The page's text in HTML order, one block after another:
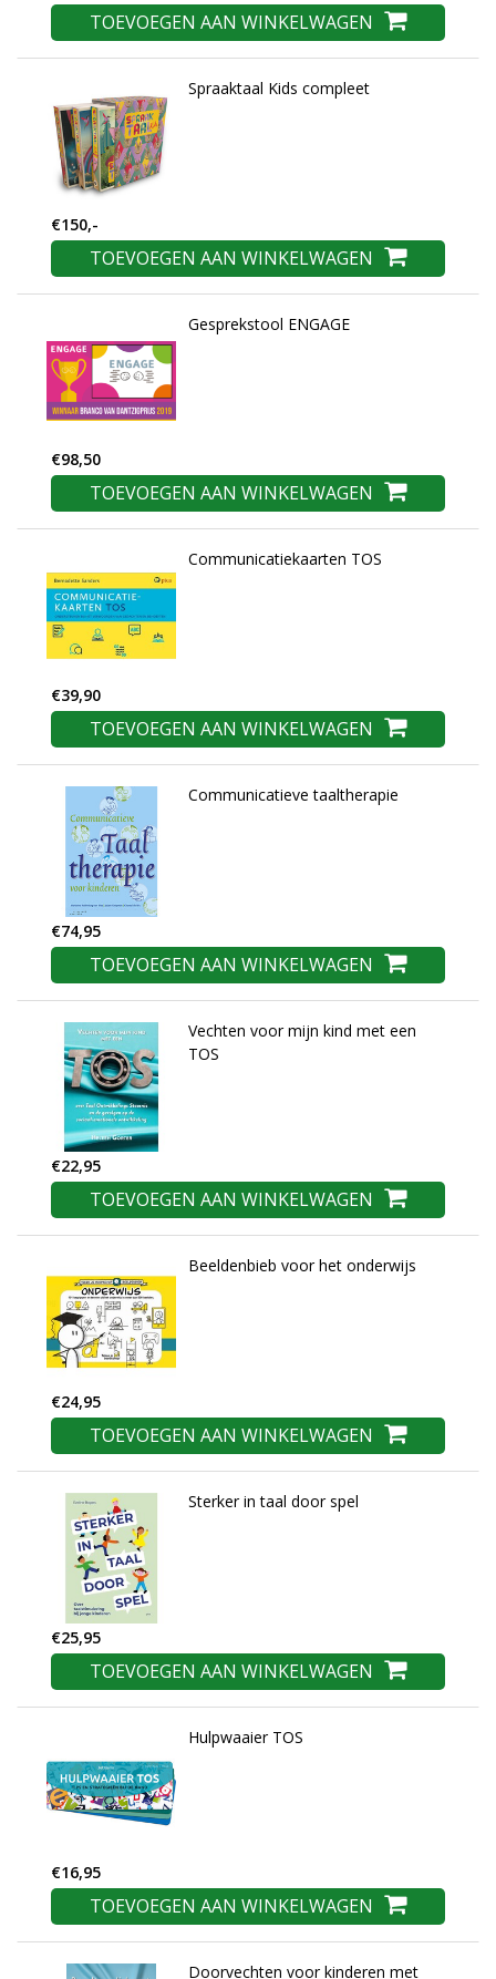
TOEVOEGEN AAN WINKELWAGEN
Spraaktaal Kids compleet
€150,-
TOEVOEGEN AAN WINKELWAGEN
Gesprekstool ENGAGE
€98,50
TOEVOEGEN AAN WINKELWAGEN
Communicatiekaarten TOS
€39,90
TOEVOEGEN AAN WINKELWAGEN
Communicatieve taaltherapie
€74,95
TOEVOEGEN AAN WINKELWAGEN
Vechten voor mijn kind met een
TOS
€22,95
TOEVOEGEN AAN WINKELWAGEN
Beeldenbieb voor het onderwijs
€24,95
TOEVOEGEN AAN WINKELWAGEN
Sterker in taal door spel
€25,95
TOEVOEGEN AAN WINKELWAGEN
Hulpwaaier TOS
€16,95
TOEVOEGEN AAN WINKELWAGEN
Doorvechten voor kinderen met